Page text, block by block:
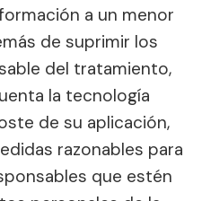
a un menor
de suprimir los
del tratamiento,
la tecnología
de su aplicación,
razonables para
que estén